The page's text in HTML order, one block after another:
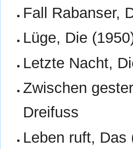
Fall Rabanser,
Lüge, Die
Letzte Nacht,
Zwischen
Dreifuss
Leben ruft, Das